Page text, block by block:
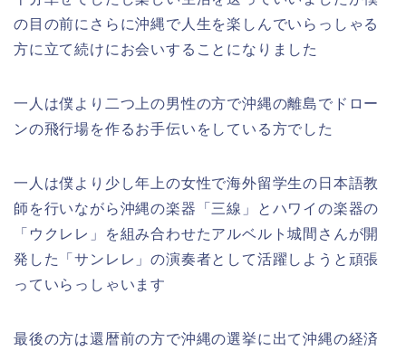
の目の前にさらに沖縄で人生を楽しんでいらっしゃる
方に立て続けにお会いすることになりました
一人は僕より二つ上の男性の方で沖縄の離島でドロー
ンの飛行場を作るお手伝いをしている方でした
一人は僕より少し年上の女性で海外留学生の日本語教
師を行いながら沖縄の楽器「三線」とハワイの楽器の
「ウクレレ」を組み合わせたアルベルト城間さんが開
発した「サンレレ」の演奏者として活躍しようと頑張
っていらっしゃいます
最後の方は還暦前の方で沖縄の選挙に出て沖縄の経済